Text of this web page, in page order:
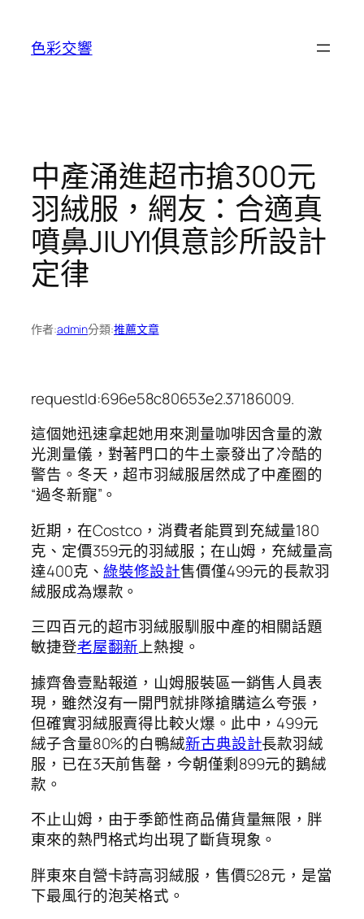
色彩交響
中產涌進超市搶300元
羽絨服，網友：合適真
噴鼻JIUYI俱意診所設計
定律
作者:admin分類:推薦文章
requestId:696e58c80653e2.37186009.
這個她迅速拿起她用來測量咖啡因含量的激
光測量儀，對著門口的牛土豪發出了冷酷的
警告。冬天，超市羽絨服居然成了中產圈的
“過冬新寵”。
近期，在Costco，消費者能買到充絨量180
克、定價359元的羽絨服；在山姆，充絨量高
達400克、綠裝修設計售價僅499元的長款羽
絨服成為爆款。
三四百元的超市羽絨服馴服中產的相關話題
敏捷登老屋翻新上熱搜。
據齊魯壹點報道，山姆服裝區一銷售人員表
現，雖然沒有一開門就排隊搶購這么夸張，
但確實羽絨服賣得比較火爆。此中，499元
絨子含量80%的白鴨絨新古典設計長款羽絨
服，已在3天前售罄，今朝僅剩899元的鵝絨
款。
不止山姆，由于季節性商品備貨量無限，胖
東來的熱門格式均出現了斷貨現象。
胖東來自營卡詩高羽絨服，售價528元，是當
下最風行的泡芙格式。